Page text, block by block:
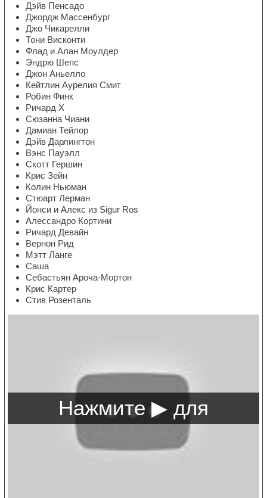
Дэйв Пенсадо
Джордж Массенбург
Джо Чикарелли
Тони Висконти
Флад и Алан Моулдер
Эндрю Шепс
Джон Аньелло
Кейтлин Аурелия Смит
Робин Финк
Ричард Х
Сюзанна Чиани
Дамиан Тейлор
Дэйв Дарлингтон
Вэнс Пауэлл
Скотт Гершин
Крис Зейн
Колин Ньюман
Стюарт Лерман
Йонси и Алекс из Sigur Ros
Алессандро Кортини
Ричард Девайн
Вернон Рид
Мэтт Ланге
Саша
Себастьян Ароча-Мортон
Крис Картер
Стив Розенталь